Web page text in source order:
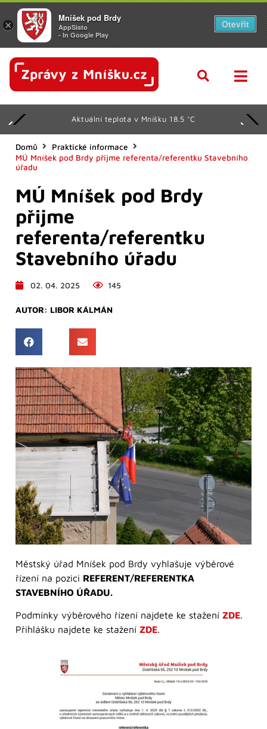
Aktuální teplota v Mníšku 18.5 °C
Domů
Praktické informace
MÚ Mníšek pod Brdy přijme referenta/referentku Stavebního
úřadu
MÚ Mníšek pod Brdy
přijme
referenta/referentku
Stavebního úřadu
02. 04. 2025 145
AUTOR: LIBOR KÁLMÁN
Městský úřad Mníšek pod Brdy vyhlašuje výběrové
řízení na pozici REFERENT/REFERENTKA
STAVEBNÍHO ÚŘADU.
Podmínky výběrového řízení najdete ke stažení ZDE.
Přihlášku najdete ke stažení ZDE.
×
Mníšek pod Brdy
AppSisto
- In Google Play
Otevřít